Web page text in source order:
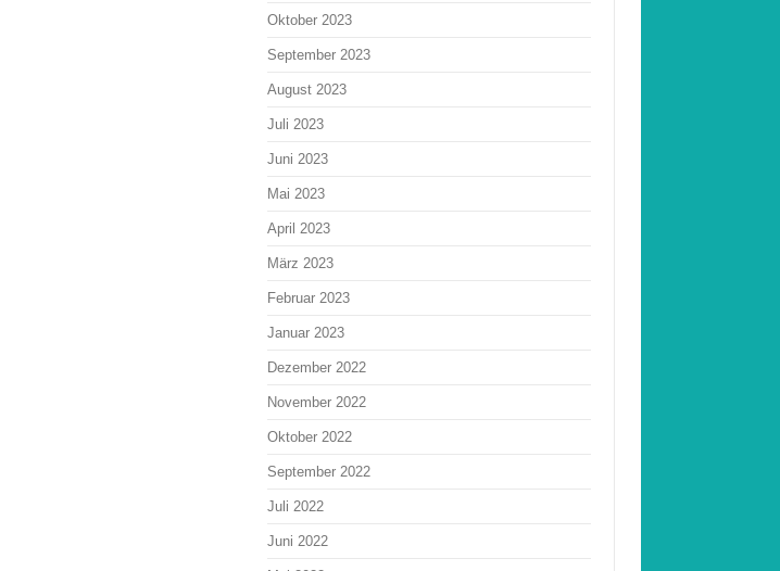
Oktober 2023
September 2023
August 2023
Juli 2023
Juni 2023
Mai 2023
April 2023
März 2023
Februar 2023
Januar 2023
Dezember 2022
November 2022
Oktober 2022
September 2022
Juli 2022
Juni 2022